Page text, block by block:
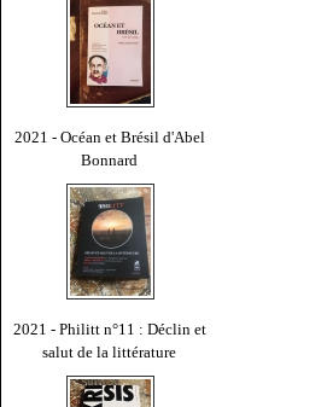
2021 - Océan et Brésil d'Abel
Bonnard
2021 - Philitt n°11 : Déclin et
salut de la littérature